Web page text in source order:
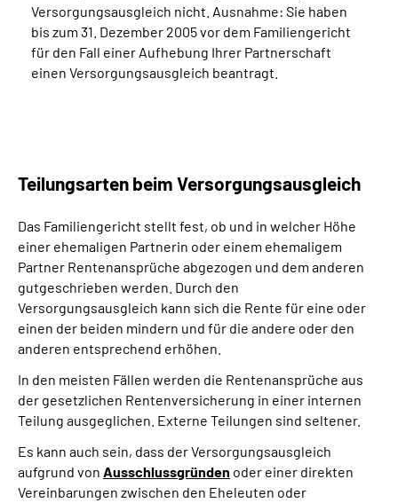
Versorgungsausgleich nicht. Ausnahme: Sie haben
bis zum 31. Dezember 2005 vor dem Familiengericht
für den Fall einer Aufhebung Ihrer Partnerschaft
einen Versorgungsausgleich beantragt.
Teilungsarten beim Versorgungs­ausgleich
Das Familiengericht stellt fest, ob und in welcher Höhe
einer ehemaligen Partnerin oder einem ehemaligem
Partner Rentenansprüche abgezogen und dem anderen
gutgeschrieben werden. Durch den
Versorgungsausgleich kann sich die Rente für eine oder
einen der beiden mindern und für die andere oder den
anderen entsprechend erhöhen.
In den meisten Fällen werden die Rentenansprüche aus
der gesetzlichen Rentenversicherung in einer internen
Teilung ausgeglichen. Externe Teilungen sind seltener.
Es kann auch sein, dass der Versorgungsausgleich
aufgrund von Ausschlussgründen oder einer direkten
Vereinbarungen zwischen den Eheleuten oder